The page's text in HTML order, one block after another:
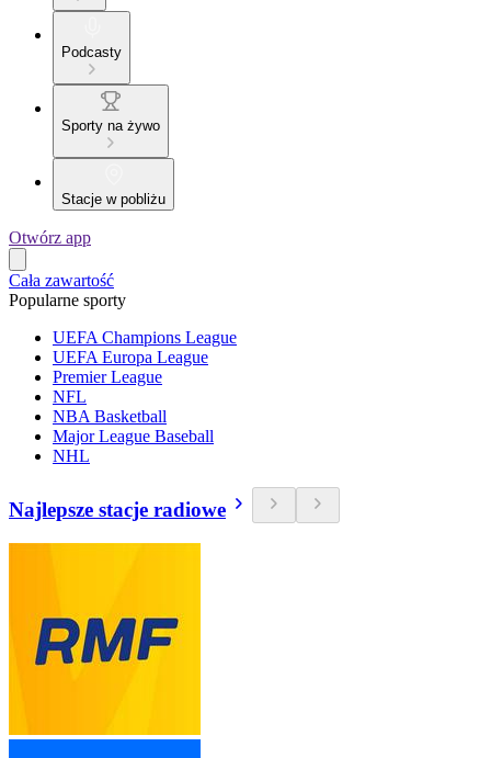
Podcasty
Sporty na żywo
Stacje w pobliżu
Otwórz app
Cała zawartość
Popularne sporty
UEFA Champions League
UEFA Europa League
Premier League
NFL
NBA Basketball
Major League Baseball
NHL
Najlepsze stacje radiowe